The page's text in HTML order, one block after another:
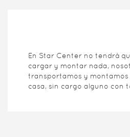
En Star Center no tendrá
cargar y montar nada,
transportamos y montamos
casa, sin cargo alguno con